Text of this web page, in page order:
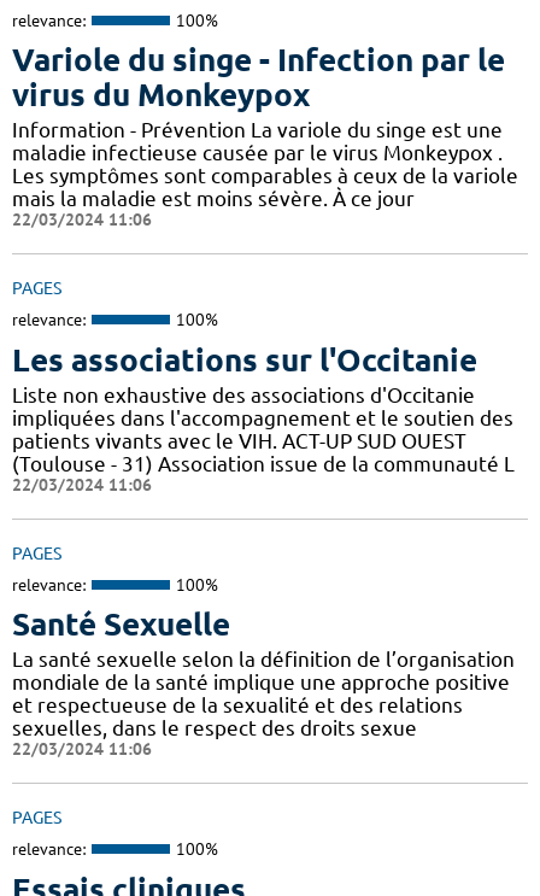
relevance: 100%
Variole du singe - Infection par le
virus du Monkeypox
Information - Prévention La variole du singe est une
maladie infectieuse causée par le virus Monkeypox .
Les symptômes sont comparables à ceux de la variole
mais la maladie est moins sévère. À ce jour
22/03/2024 11:06
PAGES
relevance: 100%
Les associations sur l'Occitanie
Liste non exhaustive des associations d'Occitanie
impliquées dans l'accompagnement et le soutien des
patients vivants avec le VIH. ACT-UP SUD OUEST
(Toulouse - 31) Association issue de la communauté L
22/03/2024 11:06
PAGES
relevance: 100%
Santé Sexuelle
La santé sexuelle selon la définition de l’organisation
mondiale de la santé implique une approche positive
et respectueuse de la sexualité et des relations
sexuelles, dans le respect des droits sexue
22/03/2024 11:06
PAGES
relevance: 100%